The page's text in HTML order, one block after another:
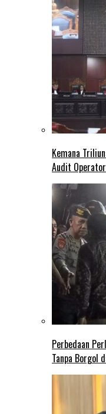
Kemana
Audit Operator
Perbedaan
Tanpa Borgol